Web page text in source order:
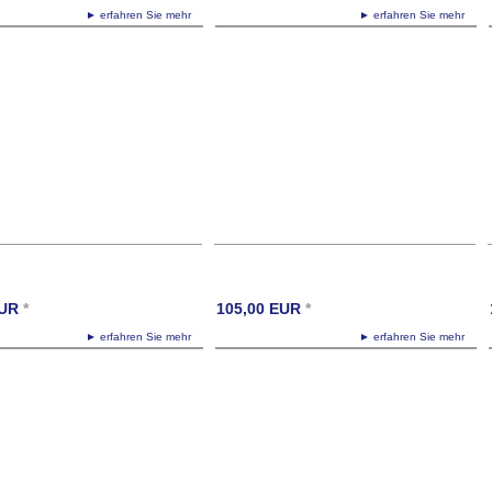
► erfahren Sie mehr ► erfahren Sie mehr
► erfahren Sie mehr
*
► erfahren Sie mehr
105,00 EUR *